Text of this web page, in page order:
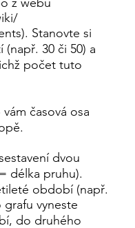
Stanovte si
30 či 50) a
počet tuto
časová osa
dvou
délka pruhu).
období (např.
grafu vyneste
do druhého